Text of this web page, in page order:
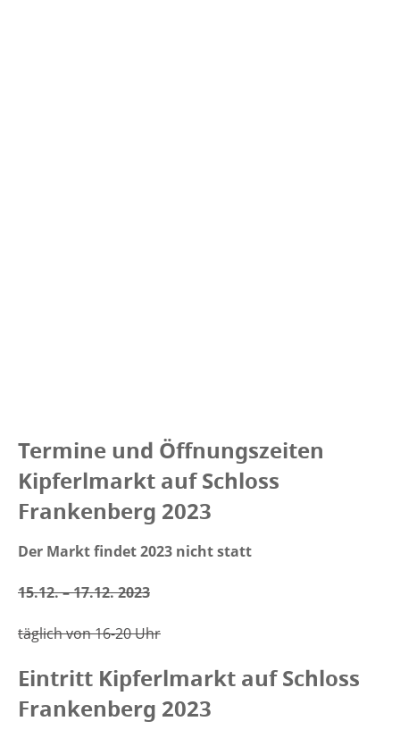
Termine und Öffnungszeiten
Kipferlmarkt auf Schloss
Frankenberg 2023
Der Markt findet 2023 nicht statt
15.12. – 17.12. 2023
täglich von 16-20 Uhr
Eintritt Kipferlmarkt auf Schloss
Frankenberg 2023